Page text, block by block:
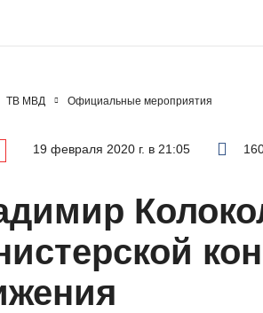
ТВ МВД Официальные мероприятия
19 февраля 2020 г. в 21:05